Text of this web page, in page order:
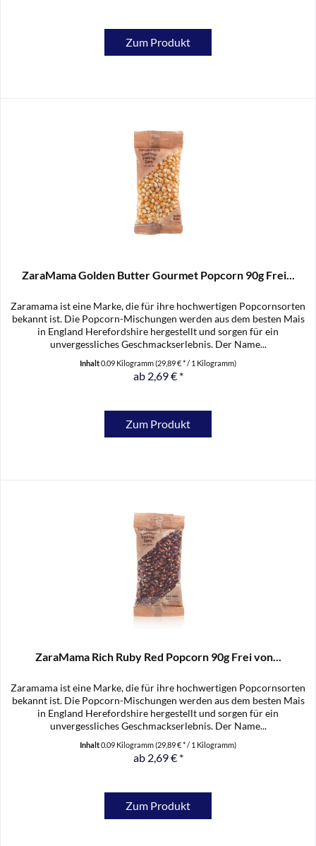
Zum Produkt
ZaraMama Golden Butter Gourmet Popcorn 90g Frei...
Zaramama ist eine Marke, die für ihre hochwertigen Popcornsorten
bekannt ist. Die Popcorn-Mischungen werden aus dem besten Mais
in England Herefordshire hergestellt und sorgen für ein
unvergessliches Geschmackserlebnis. Der Name...
Inhalt0.09 Kilogramm(29,89 € * / 1 Kilogramm)
ab 2,69 € *
Zum Produkt
ZaraMama Rich Ruby Red Popcorn 90g Frei von...
Zaramama ist eine Marke, die für ihre hochwertigen Popcornsorten
bekannt ist. Die Popcorn-Mischungen werden aus dem besten Mais
in England Herefordshire hergestellt und sorgen für ein
unvergessliches Geschmackserlebnis. Der Name...
Inhalt0.09 Kilogramm(29,89 € * / 1 Kilogramm)
ab 2,69 € *
Zum Produkt